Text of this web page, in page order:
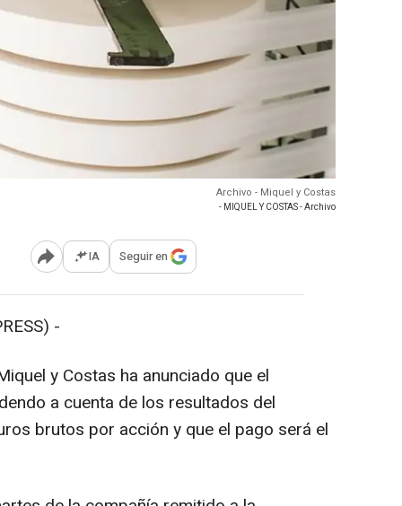
Archivo - Miquel y Costas
- MIQUEL Y COSTAS - Archivo
Abrir opciones para compartir
IA Seguir en
-
y Costas ha anunciado que el
a cuenta de los resultados del
brutos por acción y que el pago será el